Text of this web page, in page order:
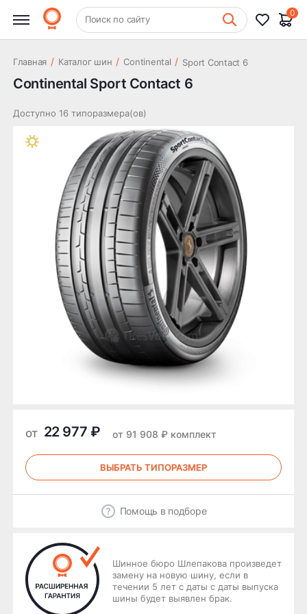
+7 (831) 261-35-35 Шиномонтаж
Поиск по сайту
0
Главная / Каталог шин / Continental / Sport Contact 6
Continental Sport Contact 6
Доступно 16 типоразмера(ов)
от 22 977 ₽ от 91 908 ₽ комплект
ВЫБРАТЬ ТИПОРАЗМЕР
Помощь в подборе
Шинное бюро Шлепакова произведет
замену на новую шину, если в
течении 5 лет с даты с даты выпуска
шины будет выявлен брак.